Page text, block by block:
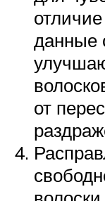
данные
от